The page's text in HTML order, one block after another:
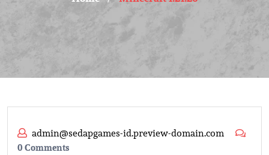
admin@sedapgames-id.preview-domain.com
0 Comments